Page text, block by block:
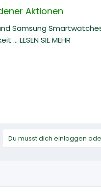
Aktionen
Samsung
LESEN SIE MEHR
Du musst dich einloggen